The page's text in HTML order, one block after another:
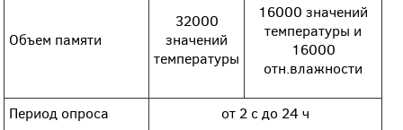
Объем памяти
32000
значений
температуры
16000 значений
температуры и
16000
отн.влажности
Период опроса от 2 с до 24 ч